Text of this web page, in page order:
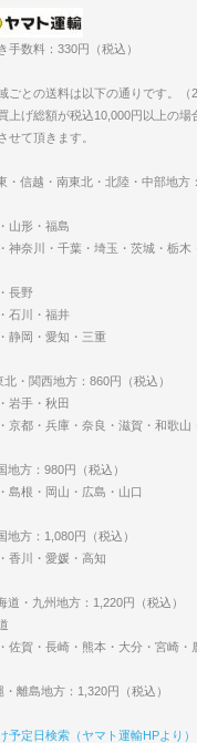
手数料：330円（税込）
ごとの送料は以下の通りです。（
上げ総額が税込10,000円以上の場
せて頂きます。
・信越・南東北・北陸・中部地方
山形・福島
神奈川・千葉・埼玉・茨城・栃木
長野
石川・福井
静岡・愛知・三重
北・関西地方：860円（税込）
岩手・秋田
京都・兵庫・奈良・滋賀・和歌山
地方：980円（税込）
島根・岡山・広島・山口
地方：1,080円（税込）
香川・愛媛・高知
道・九州地方：1,220円（税込）
佐賀・長崎・熊本・大分・宮崎・
・離島地方：1,320円（税込）
予定日検索（ヤマト運輸HPより）